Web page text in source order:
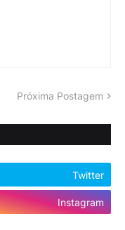
Próxima Postagem
Twitter
Instagram